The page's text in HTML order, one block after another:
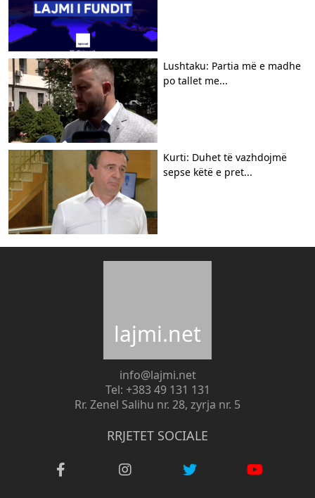
Lushtaku: Partia më e madhe
po tallet me...
Kurti: Duhet të vazhdojmë
sepse këtë e pret...
lajmi.net
info@lajmi.net
Tel: +383 49 131 131
Rr. Zenel Salihu nr. 28, zyrja nr. 5
RRJETET SOCIALE